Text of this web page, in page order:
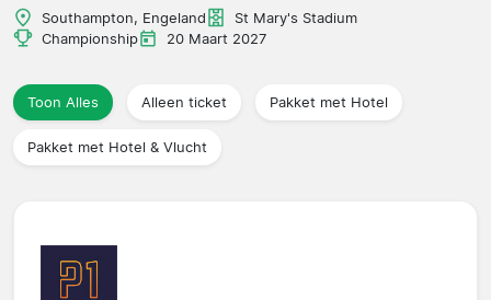
Competities
Reisorganisaties
Southampton, Engeland
St Mary's Stadium
Championship
20 Maart 2027
Toon Alles Alleen ticket Pakket met Hotel
Pakket met Hotel & Vlucht